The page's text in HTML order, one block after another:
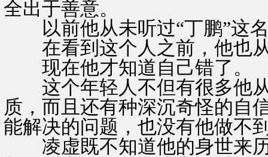
全出于善意。
以前他从未听过“丁鹏”这
在看到这个人之前，他也从
现在他才知道自己错了。
这个年轻人不但有很多他从
质，而且还有种深沉奇怪的自
能解决的问题，也没有他做不
凌虚既不知道他的身世来历